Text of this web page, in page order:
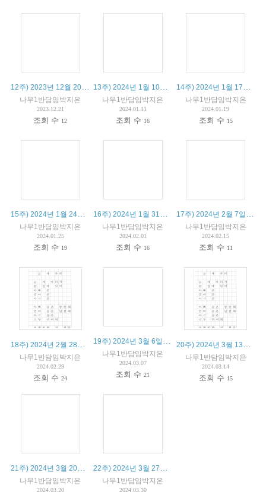
나무1반담임박지은
2023.12.21
조회 수 12
나무1반담임박지은
2024.01.11
조회 수 16
나무1반담임박지은
2024.01.19
조회 수 15
나무1반담임박지은
2024.01.25
조회 수 19
나무1반담임박지은
2024.02.01
조회 수 16
나무1반담임박지은
2024.02.15
조회 수 11
나무1반담임박지은
2024.02.29
조회 수24
나무1반담임박지은
2024.03.07
조회 수21
나무1반담임박지은
2024.03.14
조회 수 15
나무1반담임박지은
2024.03.20
나무1반담임박지은
2024.03.30